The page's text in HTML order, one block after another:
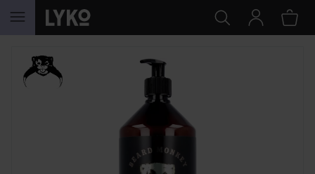
HOPPA TILL INNEHÅLLET
HOPPA ÖVER SEKTIONEN